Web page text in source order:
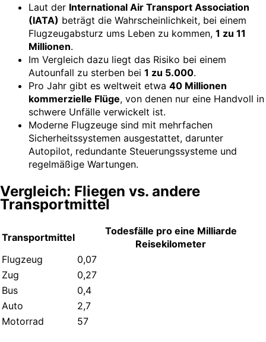
Laut der International Air Transport Association
(IATA) beträgt die Wahrscheinlichkeit, bei einem
Flugzeugabsturz ums Leben zu kommen, 1 zu 11
Millionen.
Im Vergleich dazu liegt das Risiko bei einem
Autounfall zu sterben bei 1 zu 5.000.
Pro Jahr gibt es weltweit etwa 40 Millionen
kommerzielle Flüge, von denen nur eine Handvoll in
schwere Unfälle verwickelt ist.
Moderne Flugzeuge sind mit mehrfachen
Sicherheitssystemen ausgestattet, darunter
Autopilot, redundante Steuerungssysteme und
regelmäßige Wartungen.
Vergleich: Fliegen vs. andere
Transportmittel
Transportmittel
Todesfälle pro eine Milliarde
Reisekilometer
Flugzeug
0,07
Zug
0,27
Bus
0,4
Auto
2,7
Motorrad
57